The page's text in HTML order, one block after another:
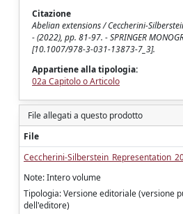
Citazione
Abelian extensions / Ceccherini-
- (2022), pp. 81-97. - SPRINGER
[10.1007/978-3-031-13873-7_3].
Appartiene alla tipologia:
02a Capitolo o Articolo
File allegati a questo prodotto
File
Ceccherini-
Note: Intero volume
Tipologia: Versione editoriale (versione
dell'editore)